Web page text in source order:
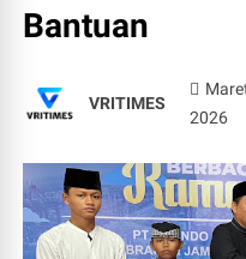
Bantuan
VRITIMES
2026